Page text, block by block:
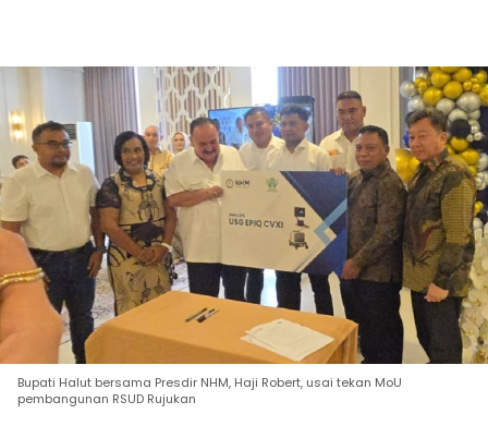
Bupati Halut bersama Presdir NHM, Haji Robert, usai tekan MoU
pembangunan RSUD Rujukan